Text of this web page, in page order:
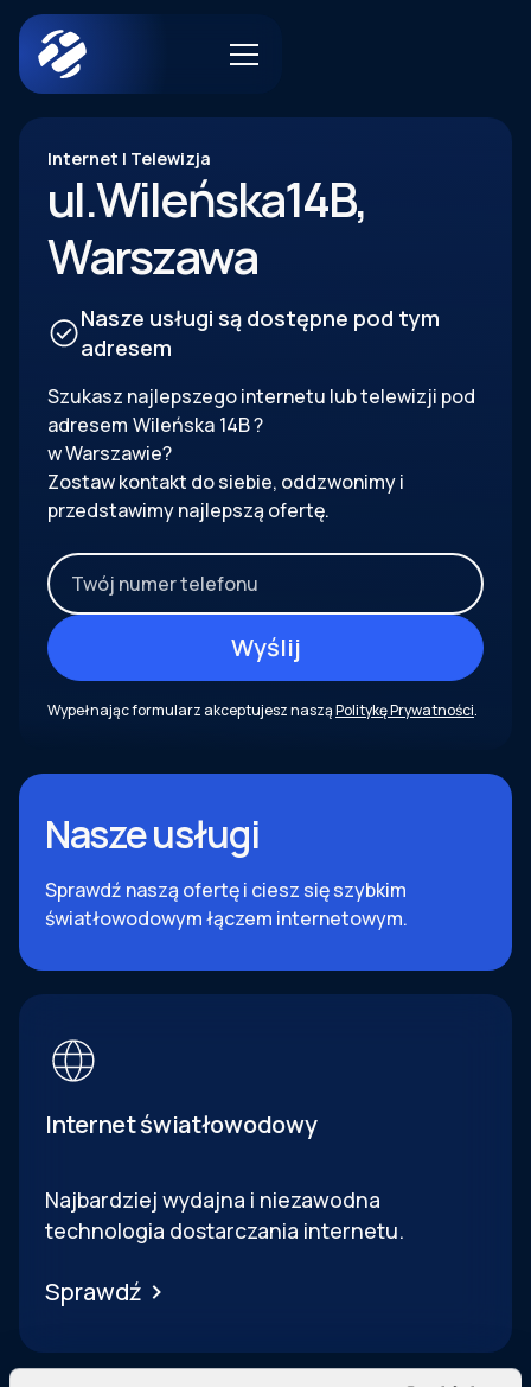
Internet | Telewizja
ul.Wileńska14B,
Warszawa
Nasze usługi są dostępne pod tym
adresem
Szukasz najlepszego internetu lub telewizji pod
adresem Wileńska 14B?
w Warszawie?
Zostaw kontakt do siebie, oddzwonimy i
przedstawimy najlepszą ofertę.
Wypełnając formularz akceptujesz nasząPolitykę Prywatności.
Nasze usługi
Sprawdź naszą ofertę i ciesz się szybkim
światłowodowym łączem internetowym.
Internet światłowodowy
Najbardziej wydajna i niezawodna
technologia dostarczania internetu.
Sprawdź